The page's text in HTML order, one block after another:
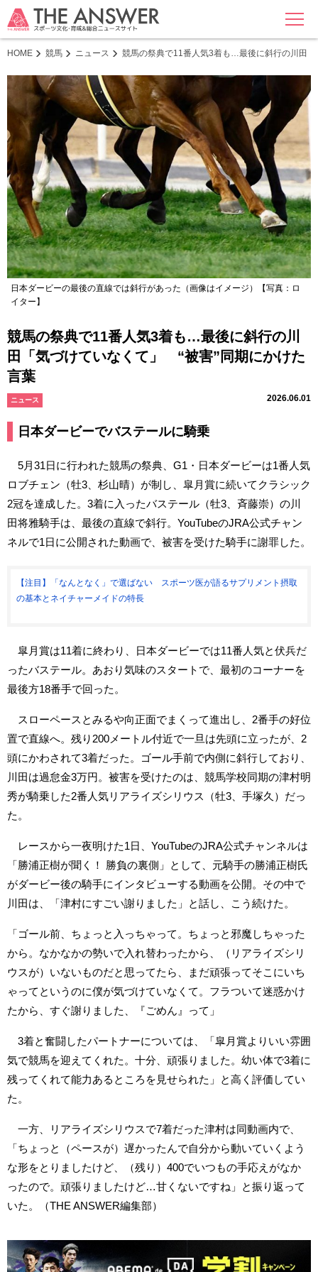
MENU
HOME 競馬 ニュース 競馬の祭典で11番人気3着も…最後に斜行の川田
日本ダービーの最後の直線では斜行があった（画像はイメージ）【写真：ロ
イター】
競馬の祭典で11番人気3着も…最後に斜行の川
田「気づけていなくて」 “被害”同期にかけた
言葉
ニュース 2026.06.01
日本ダービーでバステールに騎乗
5月31日に行われた競馬の祭典、G1・日本ダービーは1番人気
ロブチェン（牡3、杉山晴）が制し、皐月賞に続いてクラシック
2冠を達成した。3着に入ったバステール（牡3、斉藤崇）の川
田将雅騎手は、最後の直線で斜行。YouTubeのJRA公式チャン
ネルで1日に公開された動画で、被害を受けた騎手に謝罪した。
【注目】「なんとなく」で選ばない スポーツ医が語るサプリメント摂取
の基本とネイチャーメイドの特長
皐月賞は11着に終わり、日本ダービーでは11番人気と伏兵だ
ったバステール。あおり気味のスタートで、最初のコーナーを
最後方18番手で回った。
スローペースとみるや向正面でまくって進出し、2番手の好位
置で直線へ。残り200メートル付近で一旦は先頭に立ったが、2
頭にかわされて3着だった。ゴール手前で内側に斜行しており、
川田は過怠金3万円。被害を受けたのは、競馬学校同期の津村明
秀が騎乗した2番人気リアライズシリウス（牡3、手塚久）だっ
た。
レースから一夜明けた1日、YouTubeのJRA公式チャンネルは
「勝浦正樹が聞く！ 勝負の裏側」として、元騎手の勝浦正樹氏
がダービー後の騎手にインタビューする動画を公開。その中で
川田は、「津村にすごい謝りました」と話し、こう続けた。
「ゴール前、ちょっと入っちゃって。ちょっと邪魔しちゃった
から。なかなかの勢いで入れ替わったから、（リアライズシリ
ウスが）いないものだと思ってたら、まだ頑張ってそこにいち
ゃってというのに僕が気づけていなくて。フラついて迷惑かけ
たから、すぐ謝りました、『ごめん』って」
3着と奮闘したパートナーについては、「皐月賞よりいい雰囲
気で競馬を迎えてくれた。十分、頑張りました。幼い体で3着に
残ってくれて能力あるところを見せられた」と高く評価してい
た。
一方、リアライズシリウスで7着だった津村は同動画内で、
「ちょっと（ペースが）遅かったんで自分から動いていくよう
な形をとりましたけど、（残り）400でいつもの手応えがなか
ったので。頑張りましたけど…甘くないですね」と振り返って
いた。（THE ANSWER編集部）